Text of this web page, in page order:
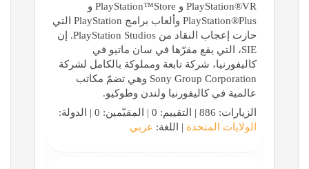
PlayStation®VR و PlayStation™Store و
PlayStation®Plus وألعاب برامج PlayStation التي
حازت إعجاب النقاد من PlayStation Studios. إن
SIE، التي يقع مقرّها في سان ماتيو في
كاليفورنيا، شركة تابعة ومملوكة بالكامل لشركة
Sony Group Corporation وهي تضمّ مكاتب
عالمية في كاليفورنيا ولندن وطوكيو.
الزيارات: 886 | التقييم: 0 | المقيّمين: 0 | الدولة:
الولايات المتحدة | اللغة: عربي